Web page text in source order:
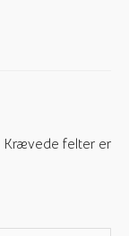
Krævede felter er